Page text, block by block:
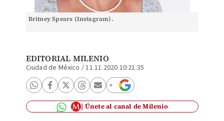
Britney Spears (Instagram).
EDITORIAL MILENIO
Ciudad de México /11.11.2020 10:21:35
Únete al canal de Milenio